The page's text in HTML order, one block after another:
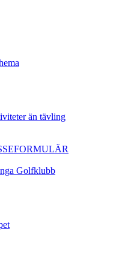
än tävling
Golfklubb